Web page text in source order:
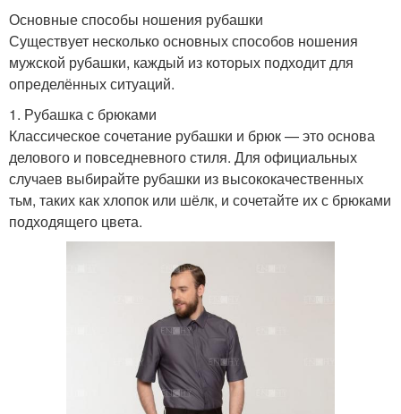
Основные способы ношения рубашки
Существует несколько основных способов ношения
мужской рубашки, каждый из которых подходит для
определённых ситуаций.
1. Рубашка с брюками
Классическое сочетание рубашки и брюк — это основа
делового и повседневного стиля. Для официальных
случаев выбирайте рубашки из высококачественных
тьм, таких как хлопок или шёлк, и сочетайте их с брюками
подходящего цвета.